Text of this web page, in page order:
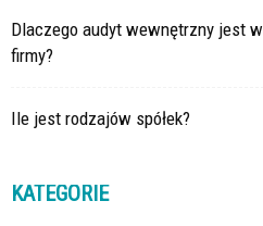
Dlaczego audyt wewnętrzny jest
firmy?
Ile jest rodzajów spółek?
KATEGORIE